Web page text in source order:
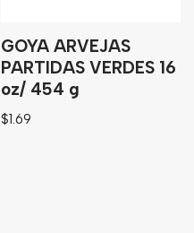
GOYA ARVEJAS
PARTIDAS VERDES 16
oz/ 454 g
$1.69